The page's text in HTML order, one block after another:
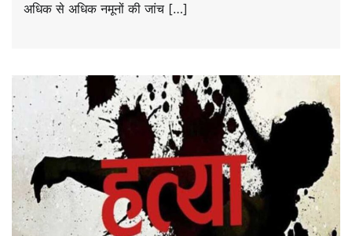
अधिक से अधिक नमूनों की जांच […]